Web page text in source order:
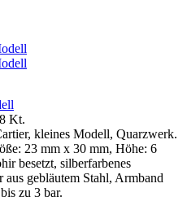
Kt.
kleines Modell, Quarzwerk.
23 mm x 30 mm, Höhe: 6
besetzt, silberfarbenes
gebläutem Stahl, Armband
zu 3 bar.